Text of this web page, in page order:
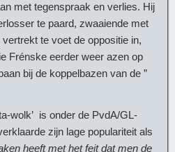
met tegenspraak en verlies. Hij
te paard, zwaaiende met
te voet de oppositie in,
Frénske eerder weer azen op
bij de koppelbazen van de ”
wolk’ is onder de PvdA/GL-
zijn lage populariteit als
heeft met het feit dat men de